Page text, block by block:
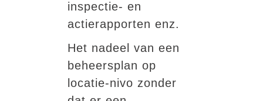
inspectie- en
actierapporten enz.
Het nadeel van een
beheersplan op
locatie-nivo zonder